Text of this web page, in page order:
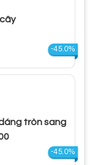
-45.0%
tròn sang
-45.0%